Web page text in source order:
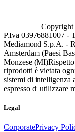
P.Iva 03976881007 -
Mediamond S.p.A. -
Amsterdam (Paesi
Monzese (MI)
riprodotti è vietata
sistemi di intelligenza
espresso di utilizzare
Legal
CorporatePrivacy